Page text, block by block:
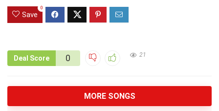
Save
0
Deal Score 0 21
MORE SONGS